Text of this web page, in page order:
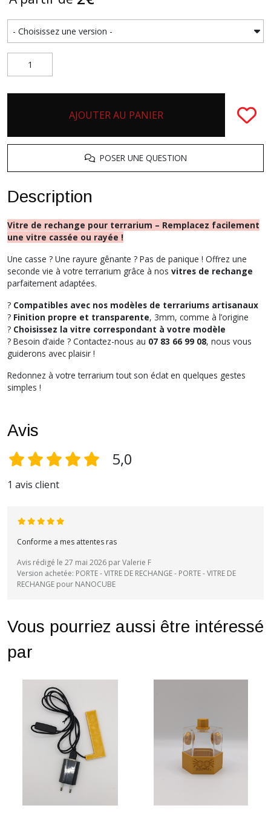
AJOUTER AU PANIER
POSER UNE QUESTION
Description
Vitre de rechange pour terrarium – Remplacez facilement
une vitre cassée ou rayée !
Une casse ? Une rayure gênante ? Pas de panique ! Offrez une
seconde vie à votre terrarium grâce à nos vitres de rechange
parfaitement adaptées.
? Compatibles avec nos modèles de terrariums artisanaux
? Finition propre et transparente, 3mm, comme à l’origine
? Choisissez la vitre correspondant à votre modèle
? Besoin d’aide ? Contactez-nous au 07 83 66 99 08, nous vous
guiderons avec plaisir !
Redonnez à votre terrarium tout son éclat en quelques gestes
simples !
Avis
5,0
1 avis client
Conforme a mes attentes ras
Avis rédigé le 27 mai 2026 par Valerie F
Version achetée: PORTE - VITRE DE RECHANGE - PORTE - VITRE DE
RECHANGE pour NANOCUBE
Vous pourriez aussi être intéressé
par